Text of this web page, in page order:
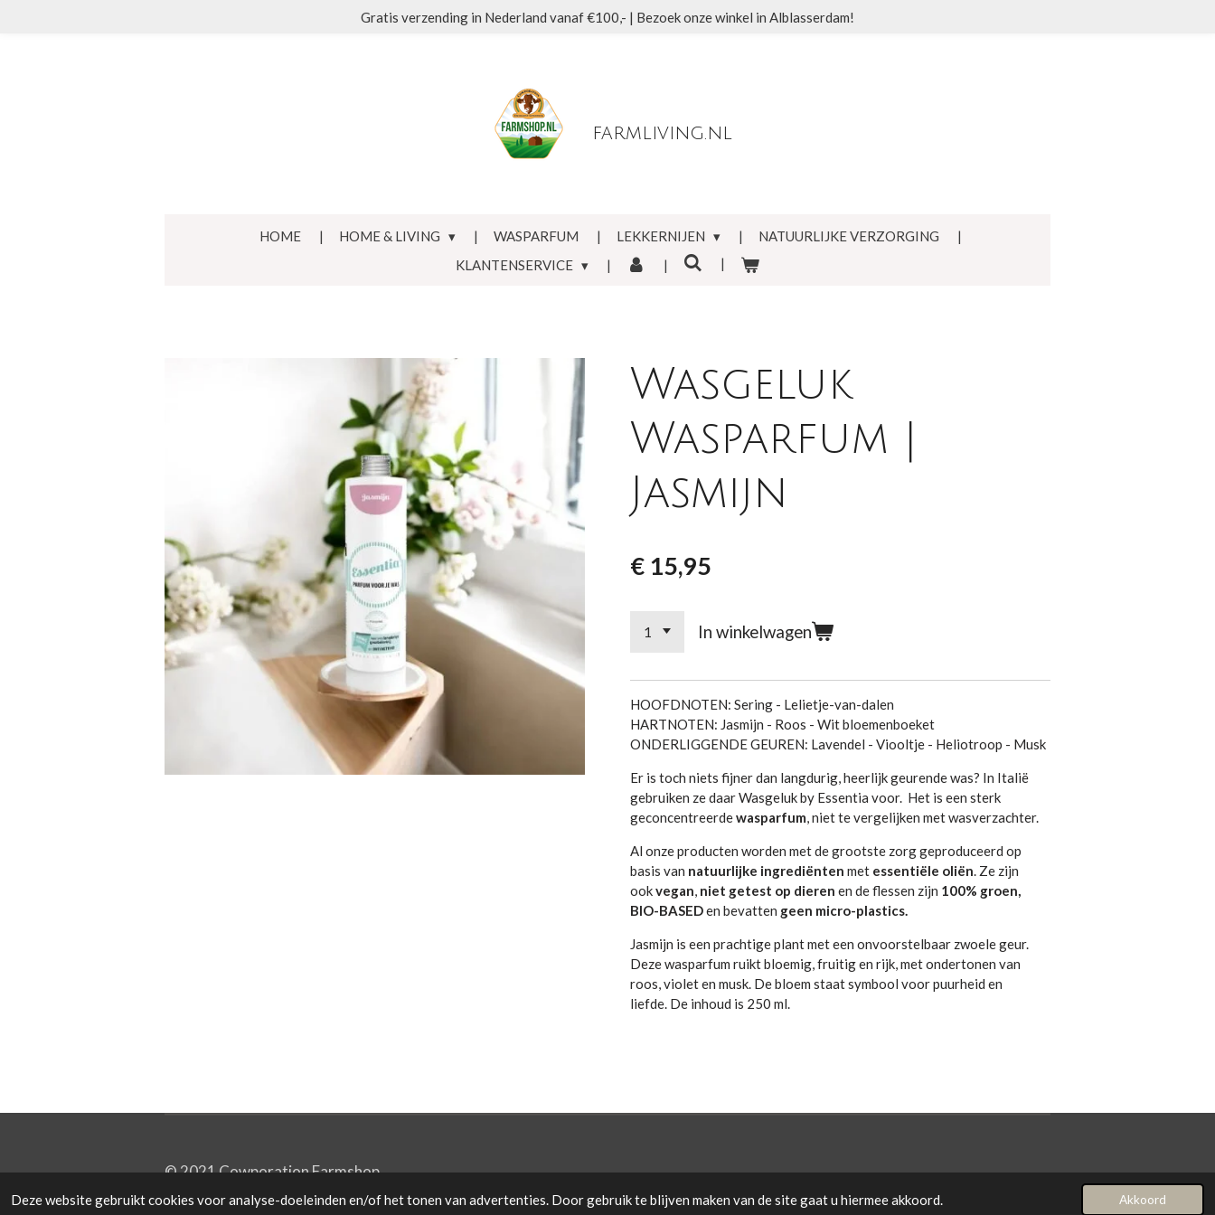
Deze website gebruikt cookies voor analyse-doeleinden en/of het tonen van advertenties. Door gebruik te blijven maken van de site gaat u hiermee akkoord. Akkoord
Gratis verzending in Nederland vanaf €100,- | Bezoek onze winkel in Alblasserdam!
farmliving.nl
HOME HOME & LIVING WASPARFUM LEKKERNIJEN
NATUURLIJKE VERZORGING
KLANTENSERVICE
Wasgeluk
Wasparfum |
Jasmijn
€ 15,95
In winkelwagen
HOOFDNOTEN: Sering - Lelietje-van-dalen
HARTNOTEN: Jasmijn - Roos - Wit bloemenboeket
ONDERLIGGENDE GEUREN: Lavendel - Viooltje - Heliotroop - Musk
Er is toch niets fijner dan langdurig, heerlijk geurende was? In Italië
gebruiken ze daar Wasgeluk by Essentia voor. Het is een sterk
geconcentreerdewasparfum, niet te vergelijken met wasverzachter.
Al onze producten worden met de grootste zorg geproduceerd op
basis van natuurlijke ingrediënten met essentiële oliën. Ze zijn
ookvegan, niet getest op dieren en de flessen zijn 100% groen,
BIO-BASEDen bevatten geen micro-plastics.
Jasmijn is een prachtige plant met een onvoorstelbaar zwoele geur.
Deze wasparfum ruikt bloemig, fruitig en rijk, met ondertonen van
roos, violet en musk. De bloem staat symbool voor puurheid en
liefde. De inhoud is 250 ml.
© 2021 Cowporation Farmshop